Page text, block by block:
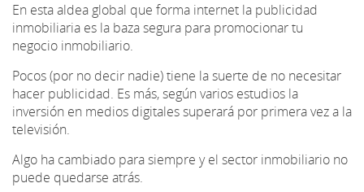
En esta aldea global que forma internet la publicidad
inmobiliaria es la baza segura para promocionar tu
negocio inmobiliario.
Pocos (por no decir nadie) tiene la suerte de no necesitar
hacer publicidad. Es más, según varios estudios la
inversión en medios digitales superará por primera vez a la
televisión.
Algo ha cambiado para siempre y el sector inmobiliario no
puede quedarse atrás.